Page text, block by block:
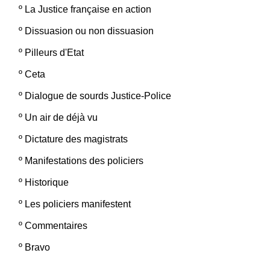
º La Justice française en action
º Dissuasion ou non dissuasion
º Pilleurs d'Etat
º Ceta
º Dialogue de sourds Justice-Police
º Un air de déjà vu
º Dictature des magistrats
º Manifestations des policiers
º Historique
º Les policiers manifestent
º Commentaires
º Bravo